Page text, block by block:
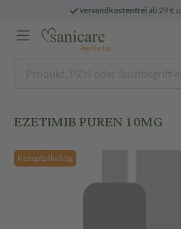
versandkostenfreiab 29 €
EZETIMIB PUREN 10MG
Rezeptpflichtig